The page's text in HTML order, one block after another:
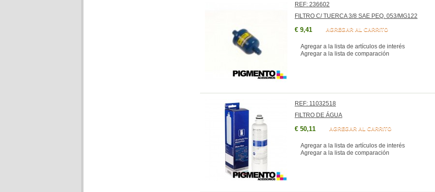
REF: 236602
FILTRO C/ TUERCA 3/8 SAE PEQ. 053/MG122
€ 9,41 AGREGAR AL CARRITO
Agregar a la lista de artículos de interés
Agregar a la lista de comparación
REF: 11032518
FILTRO DE ÁGUA
€ 50,11 AGREGAR AL CARRITO
Agregar a la lista de artículos de interés
Agregar a la lista de comparación